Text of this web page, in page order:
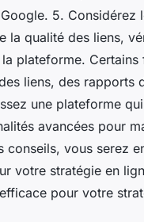
5. Considérez
la qualité des liens,
plateforme.
liens, des rapports
une plateforme
avancées pour
conseils, vous serez
votre stratégie en
pour votre